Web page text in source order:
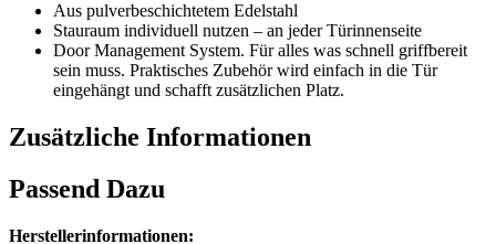
Aus pulverbeschichtetem Edelstahl
Stauraum individuell nutzen – an jeder Türinnenseite
Door Management System. Für alles was schnell griffbereit
sein muss. Praktisches Zubehör wird einfach in die Tür
eingehängt und schafft zusätzlichen Platz.
Zusätzliche Informationen
Passend Dazu
Herstellerinformationen: